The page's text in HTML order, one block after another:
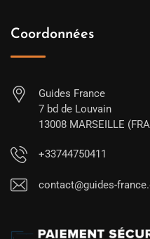
Coordonnées
Guides France
7 bd de Louvain
13008 MARSEILLE
+33744750411
contact@guides-